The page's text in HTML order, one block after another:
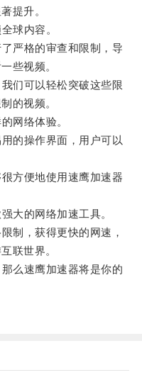
提升。
球内容。
严格的审查和限制，导
些视频。
们可以轻松突破这些限
的视频。
网络体验。
的操作界面，用户可以
方便地使用速鹰加速器
的网络加速工具。
，获得更快的网速，
联世界。
么速鹰加速器将是你的